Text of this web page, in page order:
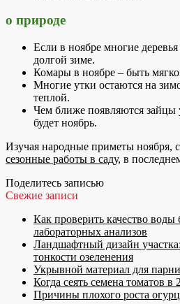
о природе
Если в ноябре многие
долгой зиме.
Комары в ноябре – быть
Многие утки остаются на
теплой.
Чем ближе появляются зайцы
будет ноябрь.
Изучая народные приметы ноября,
сезонные работы в саду, в
Поделитесь записью
Свежие записи
Как проверить качество
лабораторных анализов
Ландшафтный дизайн
тонкости озеленения
Укрывной материал для
Когда сеять семена томатов в
Причины плохого роста